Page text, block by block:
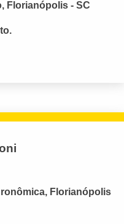
Florianópolis - SC
Florianópolis